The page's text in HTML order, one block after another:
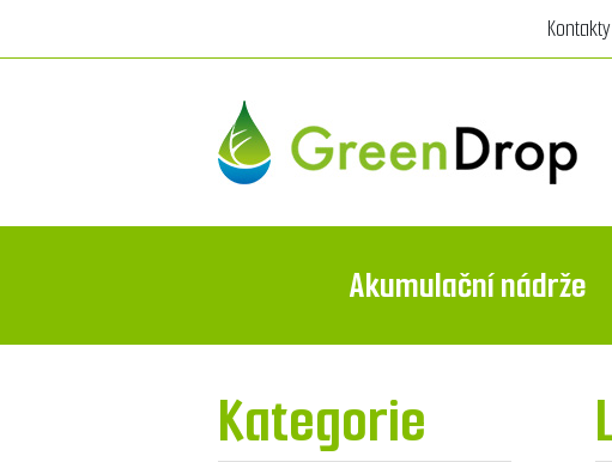
Kontakty
Akumulační nádrže
Kategorie